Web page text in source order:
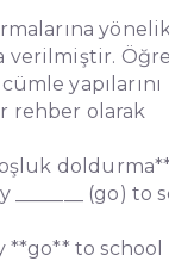
verilmiştir.
yapılarını
rehber olarak
doldurma**
_______ (go) to
**go** to school